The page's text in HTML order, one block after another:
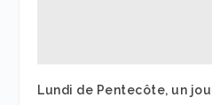
Lundi de Pentecôte, un